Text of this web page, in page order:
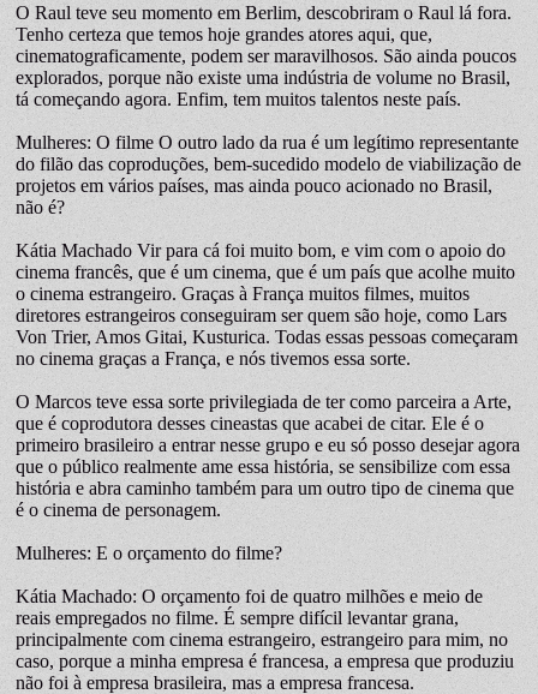
O Raul teve seu momento em Berlim, descobriram o Raul lá fora.
Tenho certeza que temos hoje grandes atores aqui, que,
cinematograficamente, podem ser maravilhosos. São ainda poucos
explorados, porque não existe uma indústria de volume no Brasil,
tá começando agora. Enfim, tem muitos talentos neste país.
Mulheres: O filme O outro lado da rua é um legítimo representante
do filão das coproduções, bem-sucedido modelo de viabilização de
projetos em vários países, mas ainda pouco acionado no Brasil,
não é?
Kátia Machado Vir para cá foi muito bom, e vim com o apoio do
cinema francês, que é um cinema, que é um país que acolhe muito
o cinema estrangeiro. Graças à França muitos filmes, muitos
diretores estrangeiros conseguiram ser quem são hoje, como Lars
Von Trier, Amos Gitai, Kusturica. Todas essas pessoas começaram
no cinema graças a França, e nós tivemos essa sorte.
O Marcos teve essa sorte privilegiada de ter como parceira a Arte,
que é coprodutora desses cineastas que acabei de citar. Ele é o
primeiro brasileiro a entrar nesse grupo e eu só posso desejar agora
que o público realmente ame essa história, se sensibilize com essa
história e abra caminho também para um outro tipo de cinema que
é o cinema de personagem.
Mulheres: E o orçamento do filme?
Kátia Machado: O orçamento foi de quatro milhões e meio de
reais empregados no filme. É sempre difícil levantar grana,
principalmente com cinema estrangeiro, estrangeiro para mim, no
caso, porque a minha empresa é francesa, a empresa que produziu
não foi à empresa brasileira, mas a empresa francesa.